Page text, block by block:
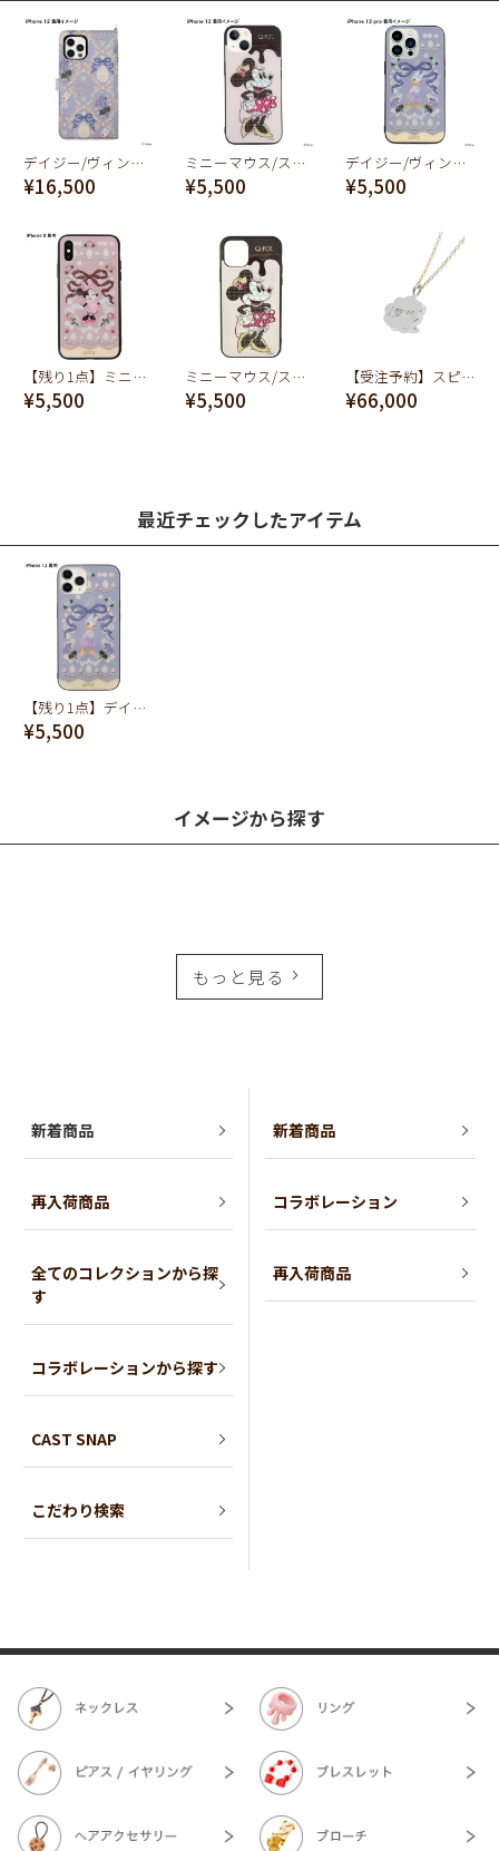
デイジー/ヴィンテージケーキ iPhone12/12Pro スマホケース【ディズニー アクセサリー】
¥16,500
ミニーマウス/スウィーツIPhone13/14兼用 ハードガラスケース【ディズニー アクセサリー】
¥5,500
デイジー/ヴィンテージケーキ ハードガラススマホケース - iPhone13Pro【ディズニー アクセサリー】
¥5,500
【残り1点】ミニー/ヴィンテージケーキ ハードガラススマホケース - iPhoneX/Xs【ディズニー アクセサリー】
¥5,500
ミニーマウス/スウィーツ ハードガラススマホケース - iPhone11Pro【ディズニー アクセサリー】
¥5,500
【受注予約】スピーチバルーン[LOVE] ネックレス
¥66,000
最近チェックしたアイテム
【残り1点】デイジー/ヴィンテージケーキ ハードガラススマホケース - iPhone12/12Pro【ディズニー アクセサリー】
¥5,500
イメージから探す
もっと見る
新着商品
再入荷商品
全てのコレクションから探
す
コラボレーションから探す
CAST SNAP
こだわり検索
新着商品
コラボレーション
再入荷商品